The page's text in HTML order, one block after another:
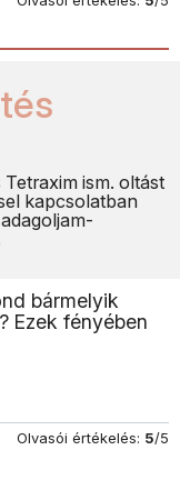
ism. oltást
kapcsolatban
bármelyik
Ezek fényében
Olvasói értékelés: 5/5